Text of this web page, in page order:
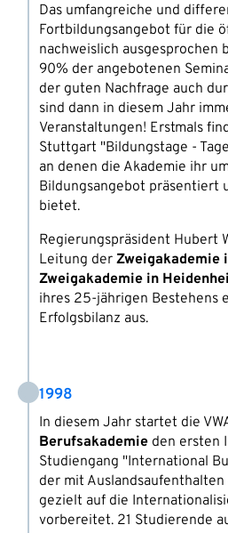
Das umfangreiche und
Fortbildungsangebot für die
nachweislich ausgesprochen
90% der angebotenen
der guten Nachfrage auch
sind dann in diesem Jahr
Veranstaltungen! Erstmals
Stuttgart "Bildungstage -
an denen die Akademie ihr
Bildungsangebot präsentiert
bietet.
Regierungspräsident Hubert
Leitung der Zweigakademie
Zweigakademie in
ihres 25-jährigen Bestehens
Erfolgsbilanz aus.
1998
In diesem Jahr startet die
Berufsakademie den ersten
Studiengang "International
der mit
gezielt auf die
vorbereitet. 21 Studierende